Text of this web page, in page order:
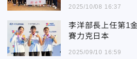
2025/10/08 16:37
李洋部長上任第1
賽力克日本
2025/09/10 16:59